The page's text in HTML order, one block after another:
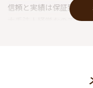
信頼と実績は保証致しま
大手法人経営なので集